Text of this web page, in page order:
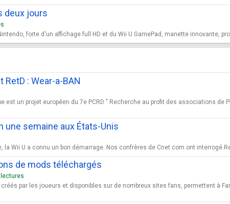
deux jours
forte d'un affichage full HD et du Wii U GamePad, manette innovante,
RetD : Wear-a-BAN
est un projet européen du 7e PCRD " Recherche au profit des associations de
une semaine aux États-Unis
Wii U a connu un bon démarrage. Nos confrères de Cnet.com ont interrogé
de mods téléchargés
par les joueurs et disponibles sur de nombreux sites fans, permettent à